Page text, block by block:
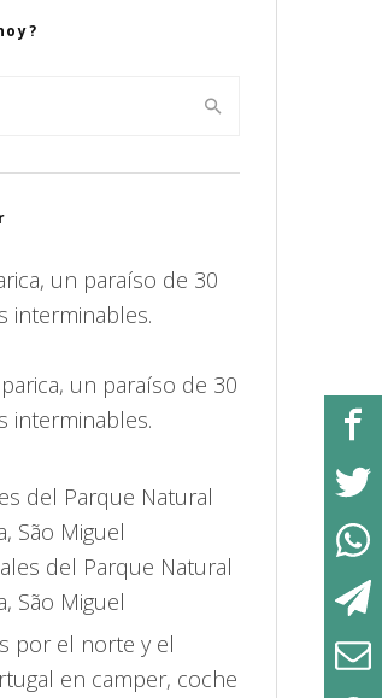
un paraíso de 30
interminables.
del Parque Natural
São Miguel
por el norte y el
en camper, coche